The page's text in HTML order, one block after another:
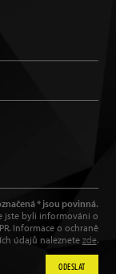
* jsou povinná.
jste byli informováni o
Informace o ochraně
údajů naleznete zde.
ODESLAT